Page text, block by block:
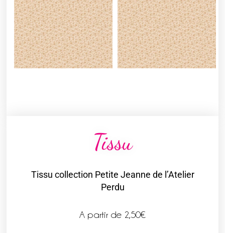
Tissu
Tissu collection Petite Jeanne de l’Atelier
Perdu
A partir de 2,50€